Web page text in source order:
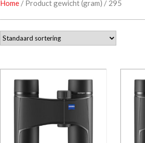
Home / Product gewicht (gram) / 295